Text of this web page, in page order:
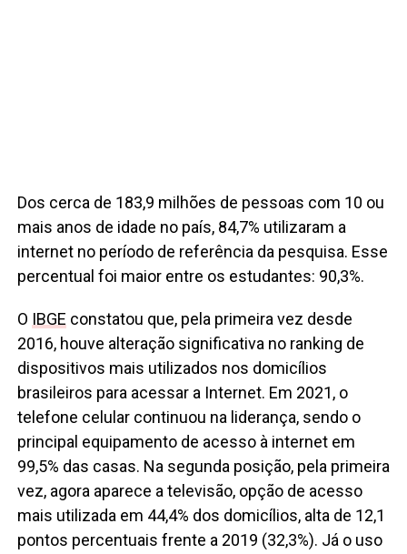
Dos cerca de 183,9 milhões de pessoas com 10 ou
mais anos de idade no país, 84,7% utilizaram a
internet no período de referência da pesquisa. Esse
percentual foi maior entre os estudantes: 90,3%.
O IBGE constatou que, pela primeira vez desde
2016, houve alteração significativa no ranking de
dispositivos mais utilizados nos domicílios
brasileiros para acessar a Internet. Em 2021, o
telefone celular continuou na liderança, sendo o
principal equipamento de acesso à internet em
99,5% das casas. Na segunda posição, pela primeira
vez, agora aparece a televisão, opção de acesso
mais utilizada em 44,4% dos domicílios, alta de 12,1
pontos percentuais frente a 2019 (32,3%). Já o uso